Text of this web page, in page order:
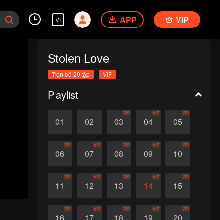
VI APP VIP
Stolen Love
Trọn bộ 20 tập VIP
Playlist
01 02 03
VIP
04
VIP
05
VIP
06
VIP
07
VIP
08
VIP
09
VIP
10
VIP
11
VIP
12
VIP
13
VIP
14
VIP
15
VIP
16
VIP
17
VIP
18
VIP
19
VIP
20
VIP